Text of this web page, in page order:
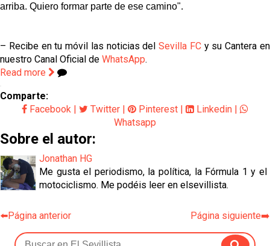
arriba. Quiero formar parte de ese camino".
– Recibe en tu móvil las noticias delSevilla FCy su Cantera en
nuestro Canal Oficial de WhatsApp.
Read more
Comparte:
Facebook | Twitter | Pinterest | Linkedin |
Whatsapp
Sobre el autor:
Jonathan HG
Me gusta el periodismo, la política, la Fórmula 1 y el
motociclismo. Me podéis leer en elsevillista.
⬅️Página anterior Página siguiente➡️